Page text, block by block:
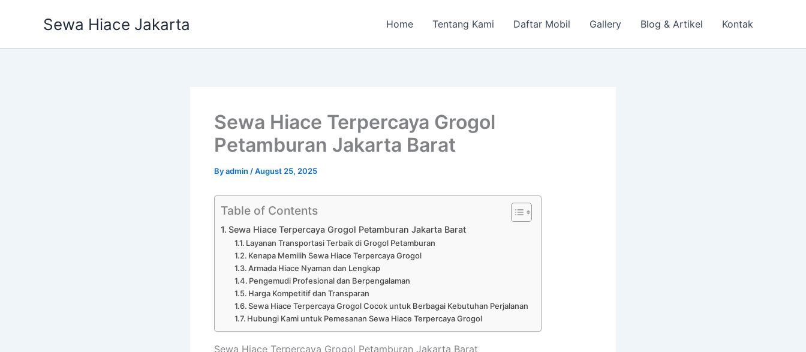
Sewa Hiace Jakarta Home Tentang Kami Daftar Mobil Gallery Blog & Artikel Kontak
Sewa Hiace Terpercaya Grogol
Petamburan Jakarta Barat
Byadmin /August 25, 2025
Table of Contents
Sewa Hiace Terpercaya Grogol Petamburan Jakarta Barat
Layanan Transportasi Terbaik di Grogol Petamburan
Kenapa Memilih Sewa Hiace Terpercaya Grogol
Armada Hiace Nyaman dan Lengkap
Pengemudi Profesional dan Berpengalaman
Harga Kompetitif dan Transparan
Sewa Hiace Terpercaya Grogol Cocok untuk Berbagai Kebutuhan Perjalanan
Hubungi Kami untuk Pemesanan Sewa Hiace Terpercaya Grogol
Sewa Hiace Terpercaya Grogol Petamburan Jakarta Barat